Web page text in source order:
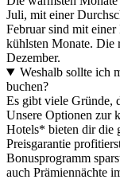
Juli, mit einer
Februar sind mit
kühlsten Monate. Die
Dezember.
Weshalb sollte ich
buchen?
Es gibt viele Gründe,
Unsere Optionen zur
Hotels* bieten dir die
Preisgarantie
Bonusprogramm
auch Prämiennächte